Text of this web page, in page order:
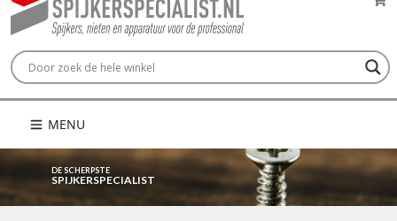
MENU
DE SCHERPSTE
SPIJKERSPECIALIST